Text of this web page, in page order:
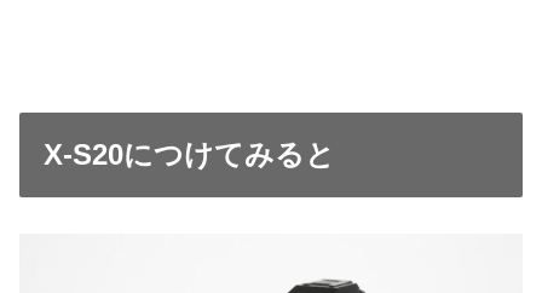
X-S20につけてみると